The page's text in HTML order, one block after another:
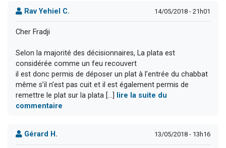
Rav Yehiel C. 14/05/2018 - 21h01
Cher Fradji
Selon la majorité des décisionnaires, La plata est
considérée comme un feu recouvert
il est donc permis de déposer un plat à l’entrée du chabbat
même s’il n’est pas cuit et il est également permis de
remettre le plat sur la plata [...]
lire la suite du
commentaire
Gérard H. 13/05/2018 - 13h16